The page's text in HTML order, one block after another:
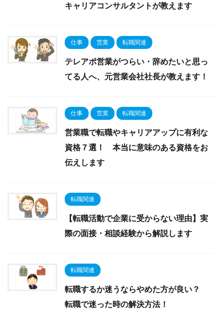
キャリアコンサルタントが教えます
仕事 営業 転職関連
テレアポ営業がつらい・辞めたいと思っ
てる人へ、元営業会社社長が教えます！
仕事 営業 転職関連
営業職で転職やキャリアアップに有利な
資格７選！ 本当に意味のある資格をお
伝えします
転職関連
【転職活動で企業に受からない理由】実
際の面接・相談経験から解説します
転職関連
転職するか迷うならやめた方が良い？
転職で迷った時の解決方法！